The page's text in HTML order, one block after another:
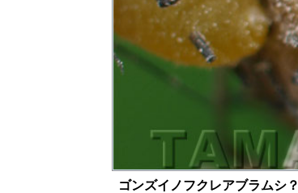
ゴンズイノフクレアブラムシ？